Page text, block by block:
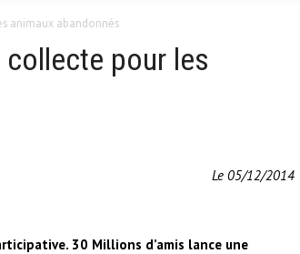
animaux abandonnés
collecte pour les
Le 05/12/2014
30 Millions d’amis lance une